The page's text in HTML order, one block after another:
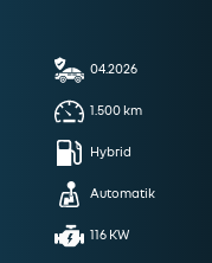
04.2026
1.500km
Hybrid
Automatik
116 KW